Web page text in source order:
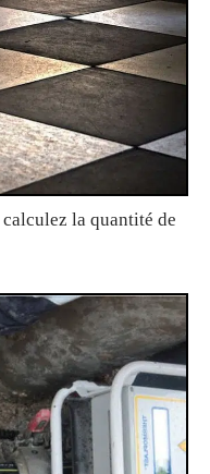
la quantité de